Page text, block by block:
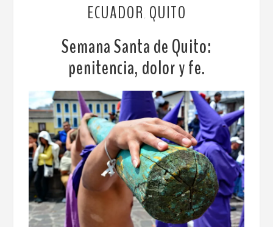
ECUADOR QUITO
Semana Santa de Quito:
penitencia, dolor y fe.